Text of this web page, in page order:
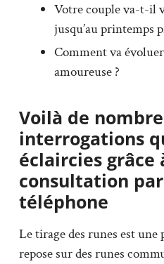
Votre couple va-t-il
jusqu’au printemps
Comment va
amoureuse ?
Voilà de
interrogations
éclaircies grâce
consultation
téléphone
Le tirage des runes est
repose sur des runes